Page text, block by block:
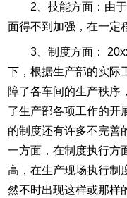
2、技能方面：由
面得不到加强，在一定
3、制度方面：
下，根据生产部的实际
障了各车间的生产秩序
了生产部各项工作的开
的制度还有许多不完善
一方面，在制度执行方
高，在生产现场执行制
然不时出现这样或那样